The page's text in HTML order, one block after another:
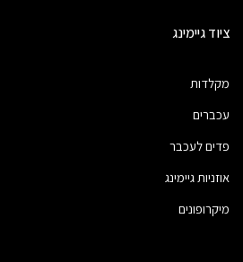
ציוד גיימינג
מקלדות
עכברים
פדים לעכבר
אוזניות גיימינג
מיקרופונים